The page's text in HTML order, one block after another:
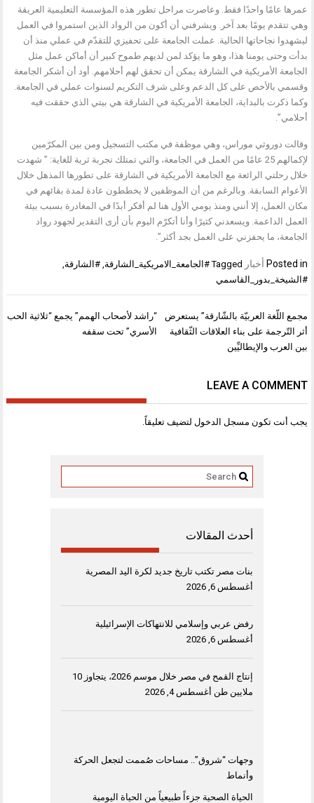
عمرها عامًا واحدًا فقط. وعاصرت مراحل تطور هذه المؤسسة التعليمية العريقة
وهي تتقدم يومًا بعد آخر. ويشرفني أن أكون من الرواد الذين استمروا في العمل
ليشهدوا نجاحاتها الحالية. عملت الجامعة على تحفيزي للتقدّم في عملي منذ أن
بدأت وحتى يومنا هذا، وهو ما يؤكد لمن لديهم طموح كبير أن أماكن عمل مثل
الجامعة الأمريكية في الشارقة يمكن أن تحقق لهم أحلامهم. أود أن أشكر الجامعة
وقسمي بالأخص على كل الدعم وعلى شرف التكريم لسنوات عملي في الجامعة.
وكما ذكرت بالبداية، الجامعة الأمريكية في الشارقة هي بيتي الذي حققت فيه
أحلامي”.
وقالت دوروثي موراس، وهي موظفة في مكتب التسجيل ومن بين المكرّمين
لإكمالهم 25 عامًا من العمل في الجامعة، والتي تمتلك تجربة ثرية للغاية: ” شهدت
خلال رحلتي الرائعة مع الجامعة الأمريكية في الشارقة على تطورها المذهل خلال
الأعوام السابقة. وبالرغم من أن الموظفين لا يخططون عادة لمدة بقائهم في
مكان العمل، إلا أنني ومنذ يومي الأول هنا لم أفكر أبدًا في المغادرة بسبب بيئة
العمل الداعمة. ويسعدني كثيرًا وأنا أتكرّم اليوم بأن أرى التقدير لجهود رواد
الجامعة، ما يحفزني على العمل بجد أكثر”.
Posted in أخبار Tagged #الجامعة_الامريكية_الشارقة ,#الشارقة
#الشيخة_بدور_القاسمي
تصفّح
المقالات
“راشد لأصحاب الهمم” يجمع “ثلاثية الحب
الأسري” تحت سقفه
مجمع اللّغة العربيّة بالشّارقة” يستعرض
أثر التّرجمة على بناء العلاقات الثّقافية
بين العرب والإيطاليِّين
LEAVE A COMMENT
يجب أنت تكون مسجل الدخول لتضيف تعليقاً.
أحدث المقالات
بنات مصر تكتب تاريخ جديد لكرة اليد المصرية
أغسطس 6, 2026
رفض عربي وإسلامي للانتهاكات الإسرائيلية
أغسطس 6, 2026
إنتاج القمح في مصر خلال موسم 2026، يتجاوز 10
ملايين طن أغسطس 4, 2026
وجهات “شروق”.. مساحات صُممت لتجعل الحركة
وأنماط
الحياة الصحية جزءاً طبيعياً من الحياة اليومية